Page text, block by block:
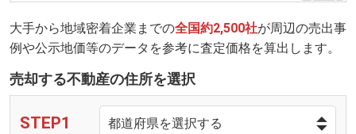
大手から地域密着企業までの全国約2,500社が周辺の売出事
例や公示地価等のデータを参考に査定価格を算出します。
売却する不動産の住所を選択
STEP1